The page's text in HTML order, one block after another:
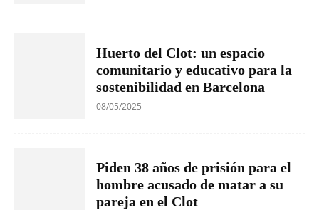
Huerto del Clot: un espacio
comunitario y educativo para la
sostenibilidad en Barcelona
08/05/2025
Piden 38 años de prisión para el
hombre acusado de matar a su
pareja en el Clot